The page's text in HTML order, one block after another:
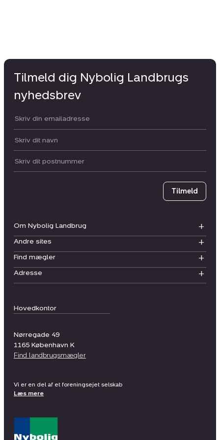
Hovedkontor
Nørregade 49
1165 København K
Find landbrugsmægler
Om Nybolig Landbrug
Andre sites
Find mægler
Adresse
Tilmeld dig Nybolig Landbrugs
nyhedsbrev
Din email:
Dit navn:
Postnummer
Tilmeld
Vi er en del af et foreningsejet selskab
Læs mere